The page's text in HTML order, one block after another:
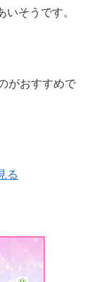
そうです。
がおすすめで
る